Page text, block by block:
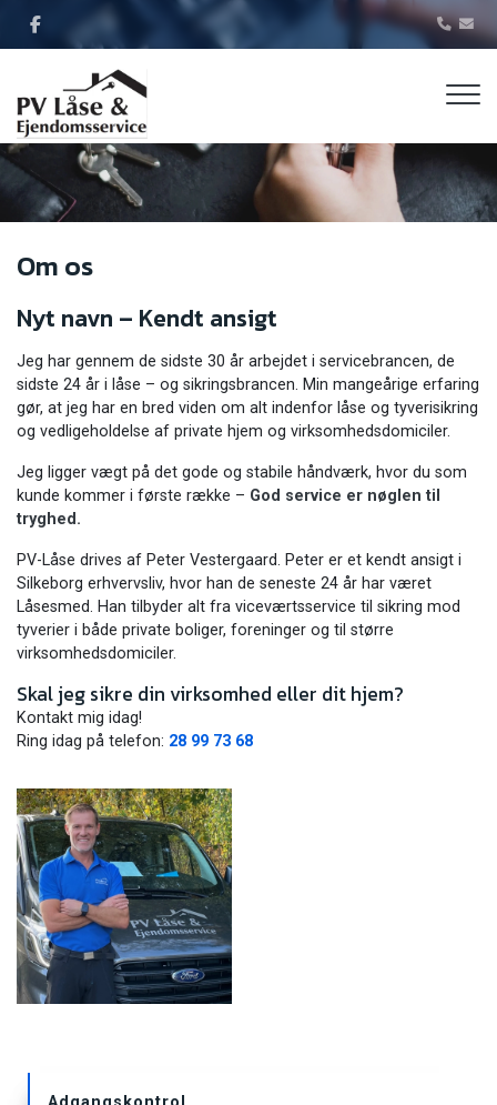
Om os
Nyt navn – Kendt ansigt
Jeg har gennem de sidste 30 år arbejdet i servicebrancen, de
sidste 24 år i låse – og sikringsbrancen. Min mangeårige erfaring
gør, at jeg har en bred viden om alt indenfor låse og tyverisikring
og vedligeholdelse af private hjem og virksomhedsdomiciler.
Jeg ligger vægt på det gode og stabile håndværk, hvor du som
kunde kommer i første række – God service er nøglen til
tryghed.
PV-Låse drives af Peter Vestergaard. Peter er et kendt ansigt i
Silkeborg erhvervsliv, hvor han de seneste 24 år har været
Låsesmed. Han tilbyder alt fra viceværtsservice til sikring mod
tyverier i både private boliger, foreninger og til større
virksomhedsdomiciler.
Skal jeg sikre din virksomhed eller dit hjem?
Kontakt mig idag!
Ring idag på telefon: 28 99 73 68